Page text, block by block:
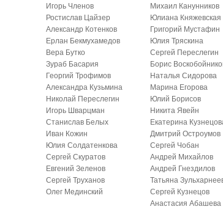
Игорь Членов
Ростислав Цайзер
Александр Котенков
Ерлан Бекмухамедов
Вера Бутко
Зураб Басария
Георгий Трофимов
Александра Кузьмина
Николай Переслегин
Игорь Шварцман
Станислав Белых
Иван Кожин
Юлия Солдатенкова
Сергей Скуратов
Евгений Зеленов
Сергей Труханов
Олег Мединский
Михаил Канунников
Юлиана Княжевская
Григорий Мустафин
Юлия Тряскина
Сергей Переслегин
Борис
Наталья Сидорова
Марина Егорова
Юлий Борисов
Никита Явейн
Екатерина
Дмитрий Остроумов
Сергей Чобан
Андрей Михайлов
Андрей Гнездилов
Татьяна
Сергей Кузнецов
Анастасия Абашева